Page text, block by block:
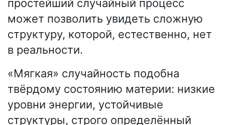
простейший случайный процесс
может позволить увидеть сложную
структуру, которой, естественно, нет
в реальности.
«Мягкая» случайность подобна
твёрдому состоянию материи: низкие
уровни энергии, устойчивые
структуры, строго определённый